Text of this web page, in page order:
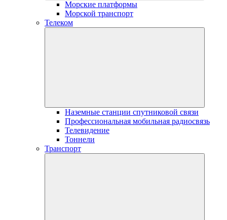
Морские платформы
Морской транспорт
Телеком
Наземные станции спутниковой связи
Профессиональная мобильная радиосвязь
Телевидение
Тоннели
Транспорт